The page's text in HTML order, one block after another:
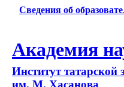
Сведения об
Академия
Институт татарской
им. М. Хасанова